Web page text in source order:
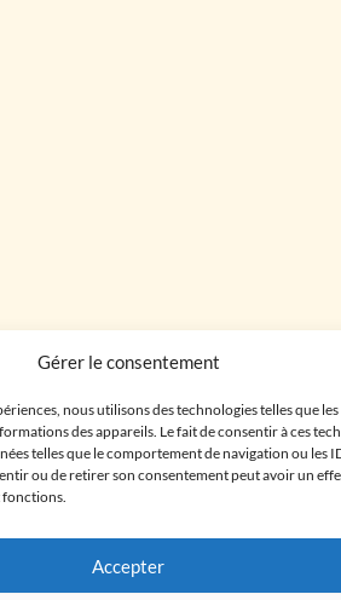
Gérer le consentement
nous utilisons des technologies telles que
des appareils. Le fait de consentir à ces
telles que le comportement de navigation ou les
ou de retirer son consentement peut avoir un
fonctions.
Accepter